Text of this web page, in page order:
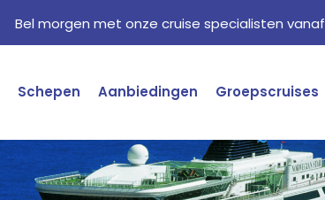
Bel morgen met onze cruise specialisten vanaf
Schepen Aanbiedingen Groepscruises